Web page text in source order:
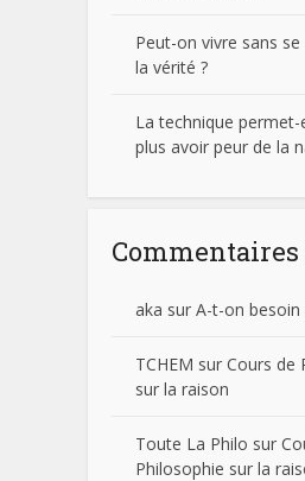
Peut-on vivre sans
la vérité ?
La technique permet-
plus avoir peur de la
aka sur A-t-on besoin
TCHEM sur Cours de
sur la raison
Toute La Philo sur
Philosophie sur la